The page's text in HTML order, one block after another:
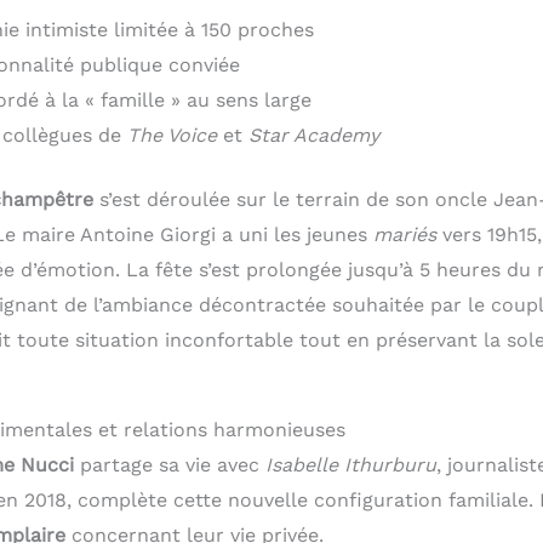
intimiste limitée à 150 proches
publique conviée
à la « famille » au sens large
de The Voiceet Star Academy
s’est déroulée sur le terrain de son oncle
maire Antoine Giorgi a uni les jeunes mariésvers
d’émotion. La fête s’est prolongée jusqu’à 5 heures du
de l’ambiance décontractée souhaitée par le
toute situation inconfortable tout en préservant la
et relations harmonieuses
Nuccipartage sa vie avec Isabelle Ithurburu,
2018, complète cette nouvelle configuration familiale.
concernant leur vie privée.